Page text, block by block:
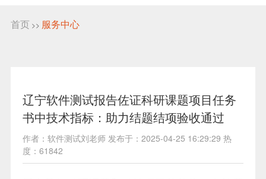
首页 >> 服务中心
辽宁软件测试报告佐证科研课题项目任务
书中技术指标：助力结题结项验收通过
作者：软件测试刘老师 发布于：2025-04-25 16:29:29 热
度：61842